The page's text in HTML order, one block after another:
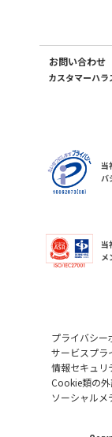
お問い合わせ
カスタマーハ
当
バ
当
メ
プライバシー
サービスプラ
情報セキュリ
Cookie類の
ソーシャルメ